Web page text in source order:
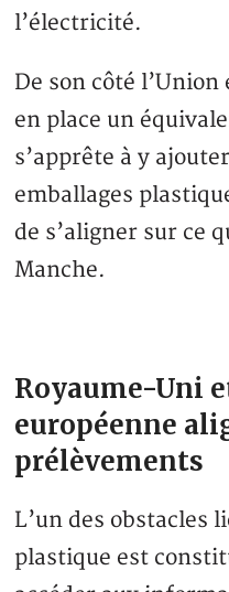
l’électricité.
De son côté
en place un
s’apprête à y
emballages
de s’aligner sur ce
Manche.
Royaume-Uni
européenne
prélèvements
L’un des obstacles
plastique est